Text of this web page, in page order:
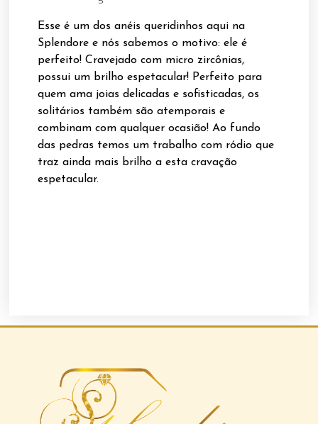
Esse é um dos anéis queridinhos aqui na
Splendore e nós sabemos o motivo: ele é
perfeito! Cravejado com micro zircônias,
possui um brilho espetacular! Perfeito para
quem ama joias delicadas e sofisticadas, os
solitários também são atemporais e
combinam com qualquer ocasião! Ao fundo
das pedras temos um trabalho com ródio que
traz ainda mais brilho a esta cravação
espetacular.